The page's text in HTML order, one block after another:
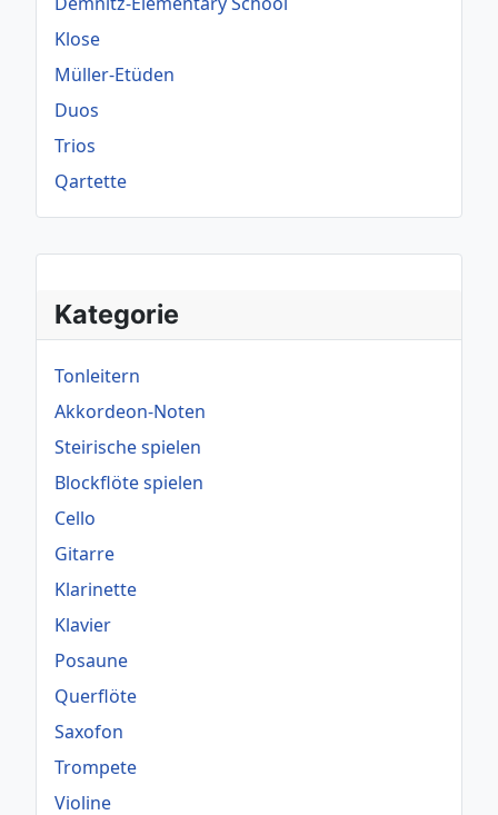
Kategorie
Tonleitern
Akkordeon-Noten
Steirische spielen
Blockflöte spielen
Cello
Gitarre
Klarinette
Klavier
Posaune
Querflöte
Saxofon
Trompete
Violine
Klose
Müller-Etüden
Duos
Trios
Qartette